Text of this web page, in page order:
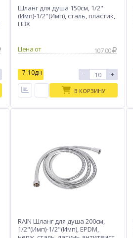
Шланг для душа 150см, 1/2"
(Имп)-1/2"(Имп), сталь, пластик,
ПВХ
Цена от 107.00
7-10дн - +
В КОРЗИНУ
RAIN Шланг для душа 200см,
1/2"(Имп)-1/2"(Имп), EPDM,